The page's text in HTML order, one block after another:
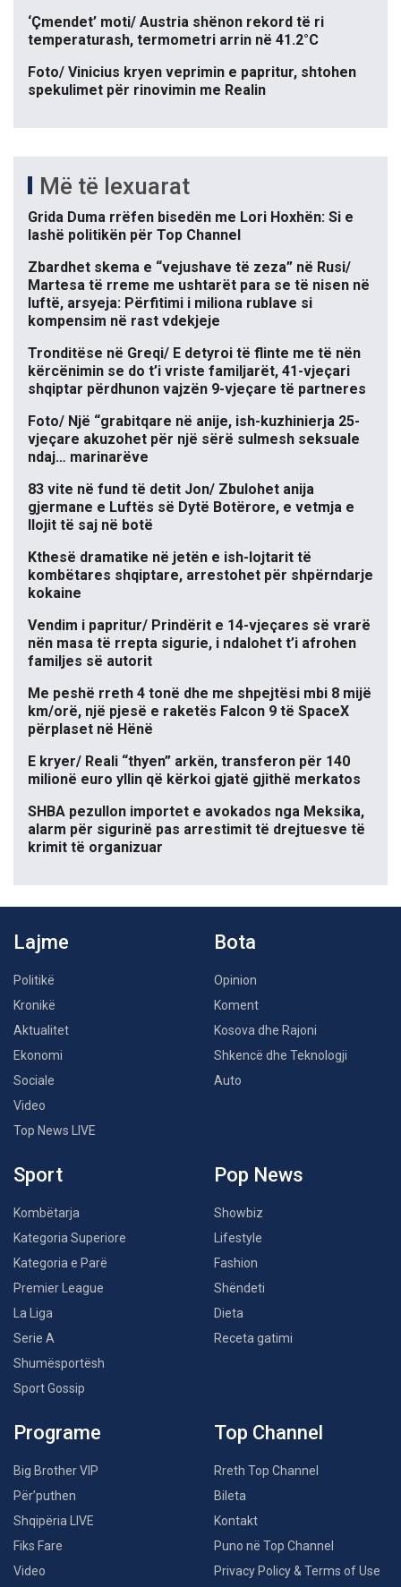
‘Çmendet’ moti/ Austria shënon rekord të ri
temperaturash, termometri arrin në 41.2°C
Foto/ Vinicius kryen veprimin e papritur, shtohen
spekulimet për rinovimin me Realin
Më të lexuarat
Grida Duma rrëfen bisedën me Lori Hoxhën: Si e
lashë politikën për Top Channel
Zbardhet skema e “vejushave të zeza” në Rusi/
Martesa të rreme me ushtarët para se të nisen në
luftë, arsyeja: Përfitimi i miliona rublave si
kompensim në rast vdekjeje
Tronditëse në Greqi/ E detyroi të flinte me të nën
kërcënimin se do t’i vriste familjarët, 41-vjeçari
shqiptar përdhunon vajzën 9-vjeçare të partneres
Foto/ Një “grabitqare në anije, ish-kuzhinierja 25-
vjeçare akuzohet për një sërë sulmesh seksuale
ndaj… marinarëve
83 vite në fund të detit Jon/ Zbulohet anija
gjermane e Luftës së Dytë Botërore, e vetmja e
llojit të saj në botë
Kthesë dramatike në jetën e ish-lojtarit të
kombëtares shqiptare, arrestohet për shpërndarje
kokaine
Vendim i papritur/ Prindërit e 14-vjeçares së vrarë
nën masa të rrepta sigurie, i ndalohet t’i afrohen
familjes së autorit
Me peshë rreth 4 tonë dhe me shpejtësi mbi 8 mijë
km/orë, një pjesë e raketës Falcon 9 të SpaceX
përplaset në Hënë
E kryer/ Reali “thyen” arkën, transferon për 140
milionë euro yllin që kërkoi gjatë gjithë merkatos
SHBA pezullon importet e avokados nga Meksika,
alarm për sigurinë pas arrestimit të drejtuesve të
krimit të organizuar
Lajme
Politikë
Kronikë
Aktualitet
Ekonomi
Sociale
Video
Top News LIVE
Bota
Opinion
Koment
Kosova dhe Rajoni
Shkencë dhe Teknologji
Auto
Sport
Kombëtarja
Kategoria Superiore
Kategoria e Parë
Premier League
La Liga
Serie A
Shumësportësh
Sport Gossip
Pop News
Showbiz
Lifestyle
Fashion
Shëndeti
Dieta
Receta gatimi
Programe
Big Brother VIP
Për’puthen
Shqipëria LIVE
Fiks Fare
Video
Top Channel
Rreth Top Channel
Bileta
Kontakt
Puno në Top Channel
Privacy Policy & Terms of Use